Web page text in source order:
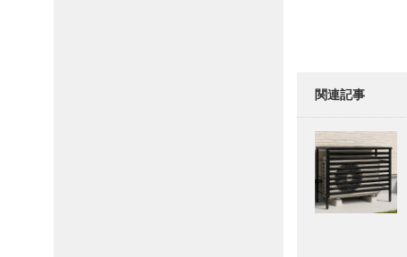
関連記事